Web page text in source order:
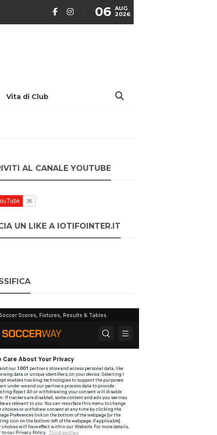
06 AUG
2026
Vita di Club
AL CANALE YOUTUBE
UN LIKE A IOTIFOINTER.IT